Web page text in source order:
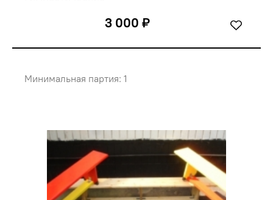
3 000 ₽
Минимальная партия: 1